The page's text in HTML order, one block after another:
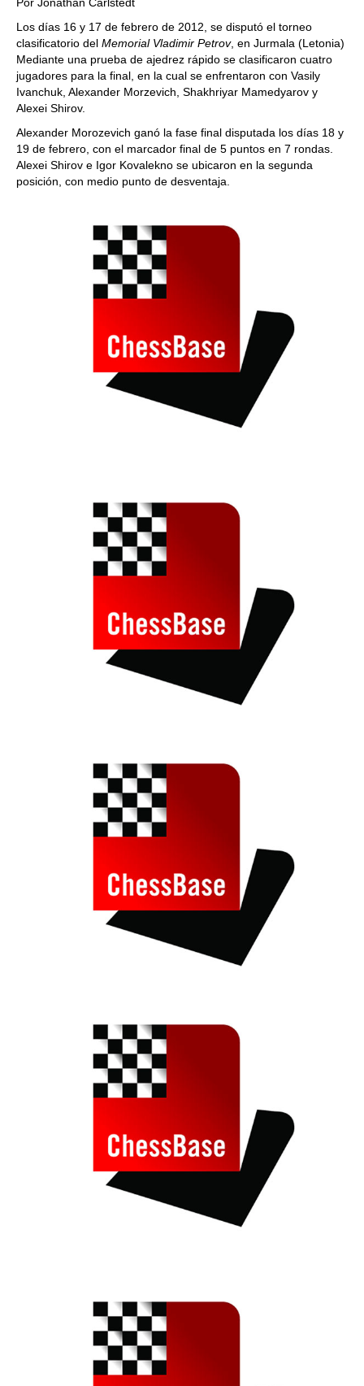
Los días 16 y 17 de febrero de 2012, se disputó el torneo
clasificatorio del Memorial Vladimir Petrov, en Jurmala (Letonia)
Mediante una prueba de ajedrez rápido se clasificaron cuatro
jugadores para la final, en la cual se enfrentaron con Vasily
Ivanchuk, Alexander Morzevich, Shakhriyar Mamedyarov y
Alexei Shirov.
Alexander Morozevich ganó la fase final disputada los días 18 y
19 de febrero, con el marcador final de 5 puntos en 7 rondas.
Alexei Shirov e Igor Kovalekno se ubicaron en la segunda
posición, con medio punto de desventaja.